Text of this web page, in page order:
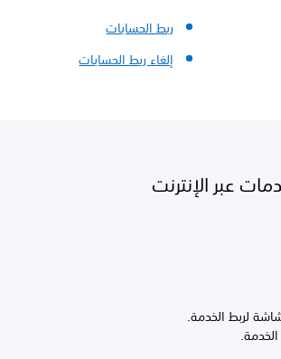
ربط الحسابات
إلغاء ربط الحسابات
عبر الإنترنت
لربط الخدمة.